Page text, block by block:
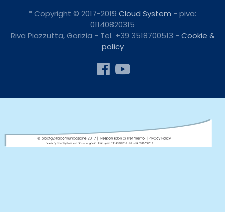
* Copyright © 2017-2019 Cloud System - piva:
01140820315
Riva Piazzutta, Gorizia - Tel. +39 3518700513 - Cookie &
policy